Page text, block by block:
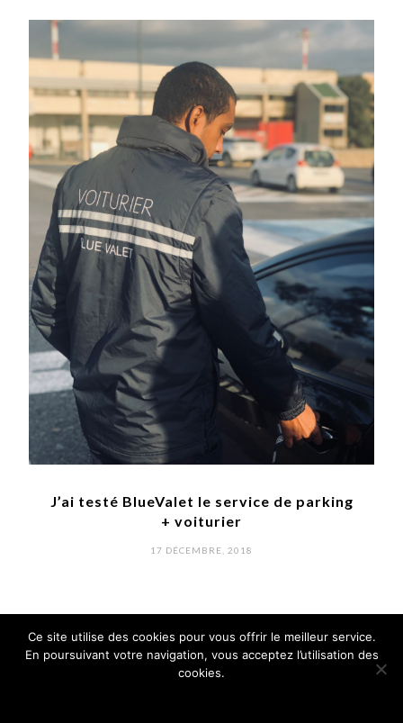
Escale à l’aéroport Toulon Hyères le
temps d’un meeting
POSTED
6 DÉCEMBRE, 2018
Qu'en pensez vous?
Ce site utilise des cookies pour vous offrir le meilleur service.
En poursuivant votre navigation, vous acceptez l’utilisation des
cookies.